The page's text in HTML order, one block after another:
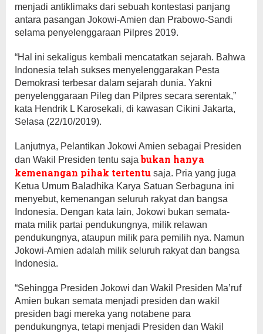
menjadi antiklimaks dari sebuah kontestasi panjang
antara pasangan Jokowi-Amien dan Prabowo-Sandi
selama penyelenggaraan Pilpres 2019.
“Hal ini sekaligus kembali mencatatkan sejarah. Bahwa
Indonesia telah sukses menyelenggarakan Pesta
Demokrasi terbesar dalam sejarah dunia. Yakni
penyelenggaraan Pileg dan Pilpres secara serentak,”
kata Hendrik L Karosekali, di kawasan Cikini Jakarta,
Selasa (22/10/2019).
Lanjutnya, Pelantikan Jokowi Amien sebagai Presiden
dan Wakil Presiden tentu sajabukan hanya
kemenangan pihak tertentu saja. Pria yang juga
Ketua Umum Baladhika Karya Satuan Serbaguna ini
menyebut, kemenangan seluruh rakyat dan bangsa
Indonesia. Dengan kata lain, Jokowi bukan semata-
mata milik partai pendukungnya, milik relawan
pendukungnya, ataupun milik para pemilih nya. Namun
Jokowi-Amien adalah milik seluruh rakyat dan bangsa
Indonesia.
“Sehingga Presiden Jokowi dan Wakil Presiden Ma’ruf
Amien bukan semata menjadi presiden dan wakil
presiden bagi mereka yang notabene para
pendukungnya, tetapi menjadi Presiden dan Wakil